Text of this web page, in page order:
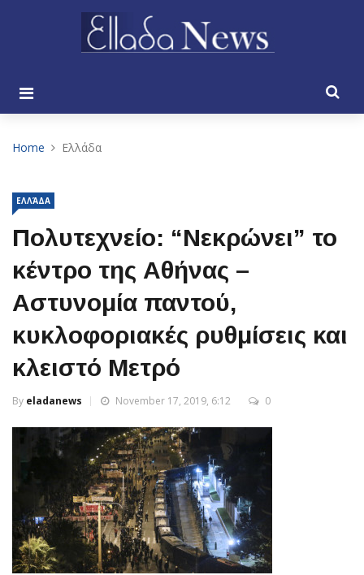
Home Ελλάδα
ΕΛΛΆΔΑ
Πολυτεχνείο: “Νεκρώνει” το
κέντρο της Αθήνας –
Αστυνομία παντού,
κυκλοφοριακές ρυθμίσεις και
κλειστό Μετρό
By eladanews November 17, 2019, 6:12 0